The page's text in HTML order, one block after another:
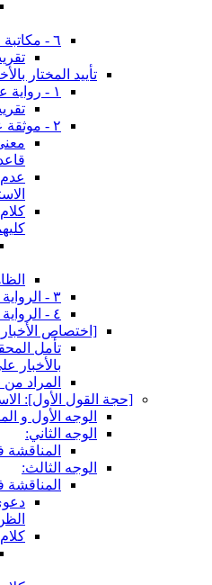
٦ - مكاتبة علي بن محمد القاساني:
تقريب
تأييد المختار
١ - رواية عبد الله بن سنان:
تقريب
٢ - موثقة عمار:
معنى
عدم
كلام
٣ - الرواية الثالثة:
٤ - الرواية الرابعة:
[اختصاص الأخبار
تأمل
بالأخبار
المراد من
[حجة القول الأول‏]:
الوجه الأول و
الوجه الثاني:
المناقشة
الوجه الثالث:
المناقشة
دعوى
الظن
كلام